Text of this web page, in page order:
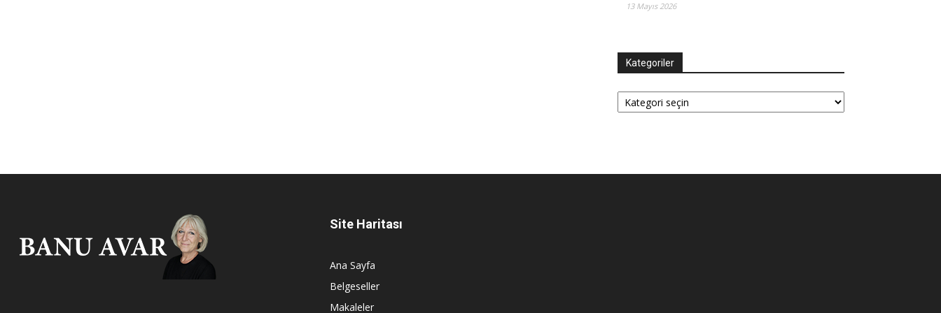
13 Mayıs 2026
Kategoriler
Kategoriler
Site Haritası
Ana Sayfa
Belgeseller
Makaleler